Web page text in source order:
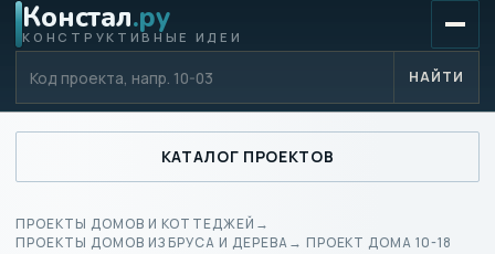
Констал.ру
КОНСТРУКТИВНЫЕ ИДЕИ
НАЙТИ
КАТАЛОГ ПРОЕКТОВ
ПРОЕКТЫ ДОМОВ И КОТТЕДЖЕЙ →
ПРОЕКТЫ ДОМОВ ИЗ БРУСА И ДЕРЕВА→ ПРОЕКТ ДОМА 10-18